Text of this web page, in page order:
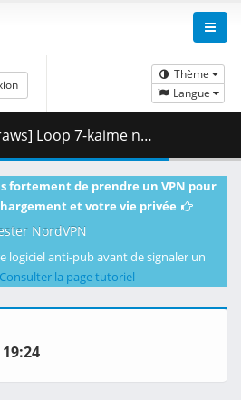
Thème
Langue
Subtitle][BF09BE48].mkv.002 ( 254.00 MB )
fortement de prendre un VPN pour
et votre vie privée
NordVPN
logiciel anti-pub avant de signaler un
Consulter la page tutoriel